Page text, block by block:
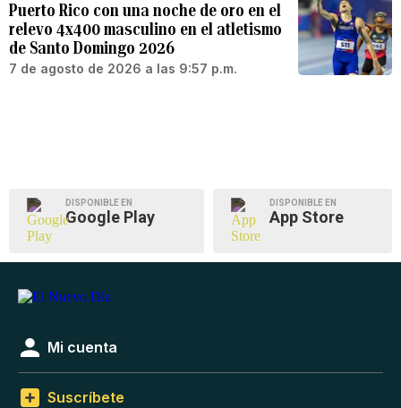
Puerto Rico con una noche de oro en el
relevo 4x400 masculino en el atletismo
de Santo Domingo 2026
7 de agosto de 2026 a las 9:57 p.m.
DISPONIBLE EN
Google Play
DISPONIBLE EN
App Store
Mi cuenta
Suscríbete